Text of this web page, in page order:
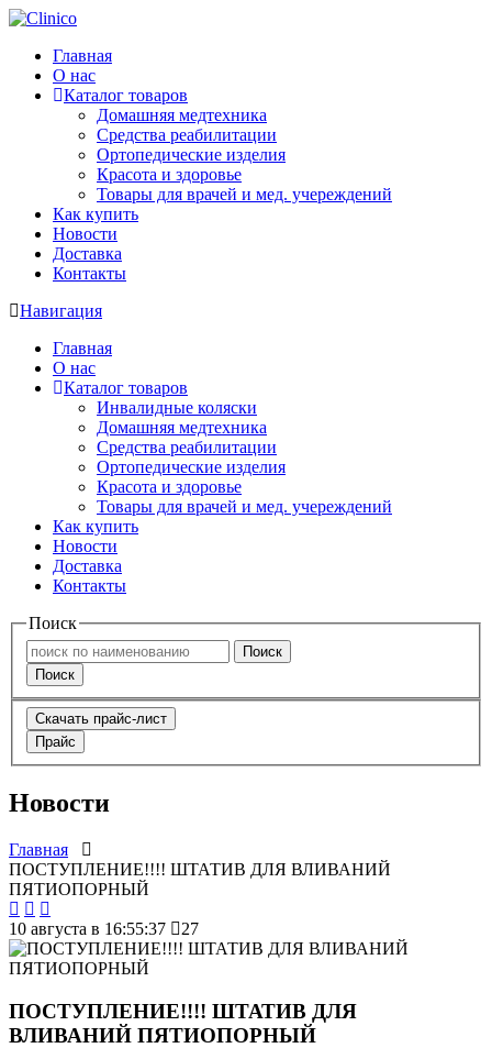
Главная
О нас
Каталог товаров
Домашняя медтехника
Средства реабилитации
Ортопедические изделия
Красота и здоровье
Товары для врачей и мед. учереждений
Как купить
Новости
Доставка
Контакты
Навигация
Главная
О нас
Каталог товаров
Инвалидные коляски
Домашняя медтехника
Средства реабилитации
Ортопедические изделия
Красота и здоровье
Товары для врачей и мед. учереждений
Как купить
Новости
Доставка
Контакты
Поиск
Поиск
Поиск
Скачать прайс-лист
Прайс
Новости
Главная
ПОСТУПЛЕНИЕ!!!! ШТАТИВ ДЛЯ ВЛИВАНИЙ
ПЯТИОПОРНЫЙ
10 августа в 16:55:37 27
ПОСТУПЛЕНИЕ!!!! ШТАТИВ ДЛЯ
ВЛИВАНИЙ ПЯТИОПОРНЫЙ